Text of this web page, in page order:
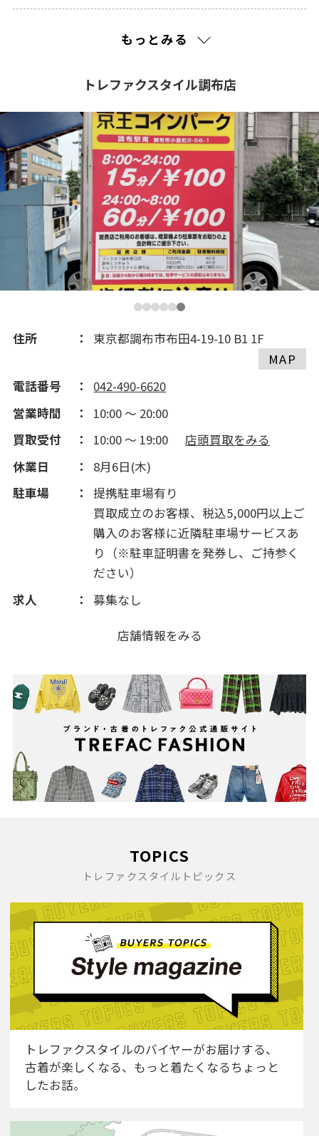
2021(116)
2020(239)
2019(140)
2018(195)
2017(259)
2016(353)
2015(235)
2014(198)
2013(99)
2012(212)
2011(325)
2010(27)
もっとみる
トレファクスタイル調布店
住所
東京都調布市布田4-19-10 B1 1F
MAP
電話番号
042-490-6620
営業時間
10:00 ～ 20:00
買取受付
10:00 ～ 19:00
店頭買取をみる
休業日
8月6日(木)
駐車場
提携駐車場有り
買取成立のお客様、税込5,000円以上ご
購入のお客様に近隣駐車場サービスあ
り（※駐車証明書を発券し、ご持参く
ださい）
求人
募集なし
店舗情報をみる
TOPICS
トレファクスタイルトピックス
トレファクスタイルのバイヤーがお届けする、
古着が楽しくなる、もっと着たくなるちょっと
したお話。